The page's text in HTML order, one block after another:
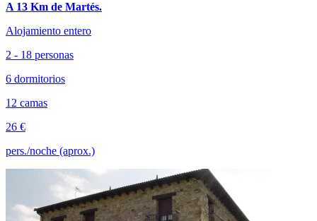
A 13 Km de Martés.
Alojamiento entero
2 - 18 personas
6 dormitorios
12 camas
26 €
pers./noche (aprox.)